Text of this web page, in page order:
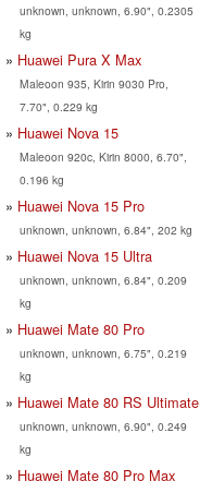
unknown, unknown, 6.90", 0.2305
kg
Huawei Pura X Max
Maleoon 935, Kirin 9030 Pro,
7.70", 0.229 kg
Huawei Nova 15
Maleoon 920c, Kirin 8000, 6.70",
0.196 kg
Huawei Nova 15 Pro
unknown, unknown, 6.84", 202 kg
Huawei Nova 15 Ultra
unknown, unknown, 6.84", 0.209
kg
Huawei Mate 80 Pro
unknown, unknown, 6.75", 0.219
kg
Huawei Mate 80 RS Ultimate
unknown, unknown, 6.90", 0.249
kg
Huawei Mate 80 Pro Max